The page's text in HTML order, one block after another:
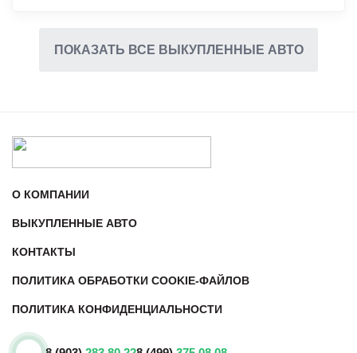
ПОКАЗАТЬ ВСЕ ВЫКУПЛЕННЫЕ АВТО
О КОМПАНИИ
ВЫКУПЛЕННЫЕ АВТО
КОНТАКТЫ
ПОЛИТИКА ОБРАБОТКИ COOKIE-ФАЙЛОВ
ПОЛИТИКА КОНФИДЕНЦИАЛЬНОСТИ